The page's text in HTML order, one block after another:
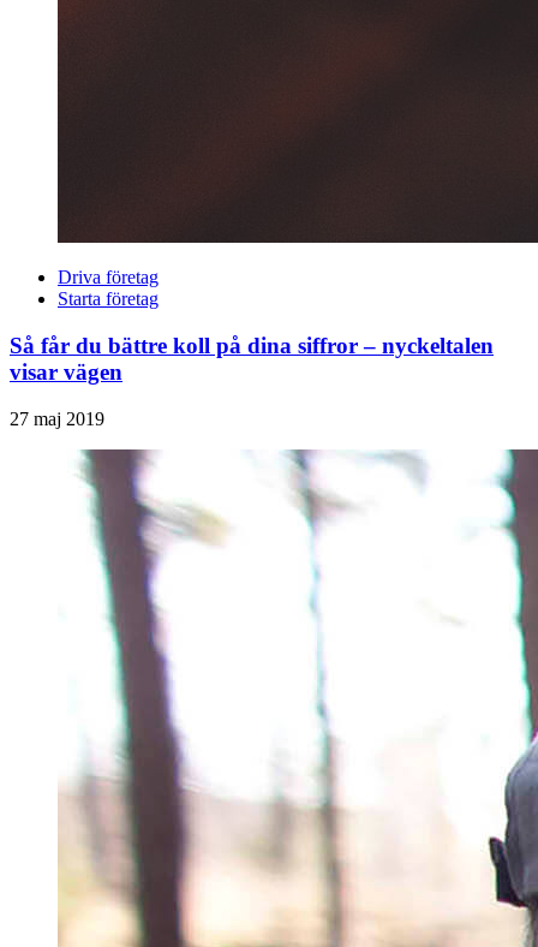
Driva företag
Starta företag
Så får du bättre koll på dina siffror – nyckeltalen
visar vägen
27 maj 2019